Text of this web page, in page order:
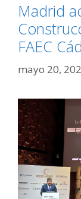
Madrid
FAEC
mayo 20,